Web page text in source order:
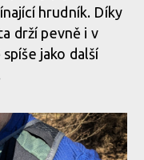
hrudník. Díky
drží pevně i v
jako další